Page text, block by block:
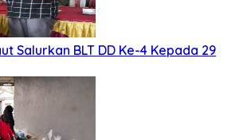
Salurkan BLT DD Ke-4 Kepada 29